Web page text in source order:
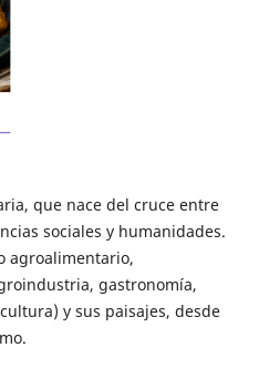
que nace del cruce entre
sociales y humanidades.
agroalimentario,
gastronomía,
y sus paisajes, desde